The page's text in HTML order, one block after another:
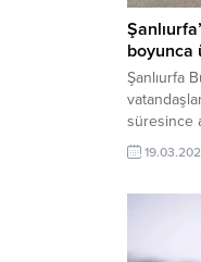
boyunca
Şanlıurfa
süresince
rahatça
bir karara
yaklaşan